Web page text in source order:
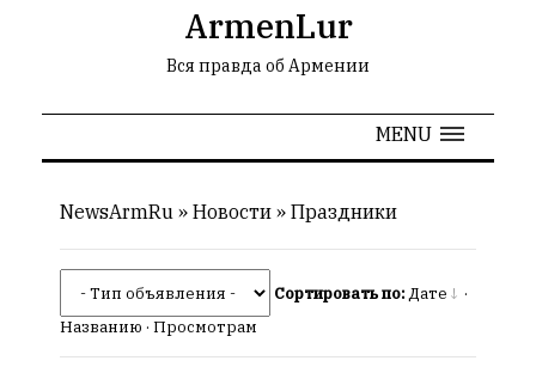
РЕКЛАМА
СТАТИСТИКА
ArmenLur
Вся правда об Армении
MENU
NewsArmRu » Новости » Праздники
Сортировать по:Дате
·
Названию · Просмотрам